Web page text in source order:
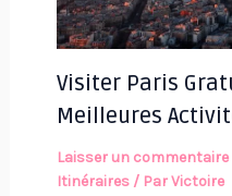
Visiter Paris
Meilleures
Laisser un commentaire
Itinéraires/ ParVictoire